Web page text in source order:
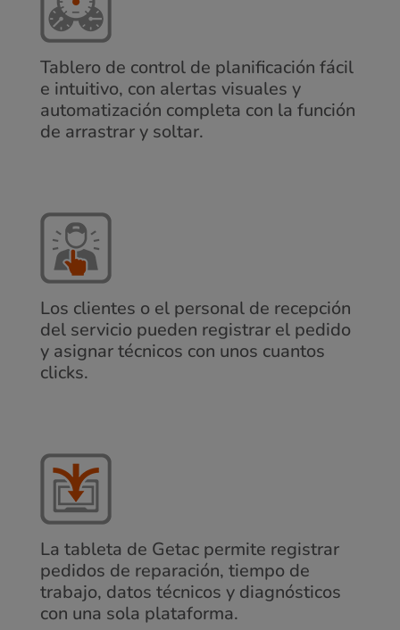
Tablero de control de planificación fácil
e intuitivo, con alertas visuales y
automatización completa con la función
de arrastrar y soltar.
Los clientes o el personal de recepción
del servicio pueden registrar el pedido
y asignar técnicos con unos cuantos
clicks.
La tableta de Getac permite registrar
pedidos de reparación, tiempo de
trabajo, datos técnicos y diagnósticos
con una sola plataforma.